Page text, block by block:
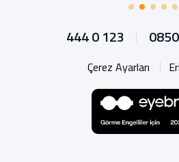
444 0 123
Çerez Ayarları